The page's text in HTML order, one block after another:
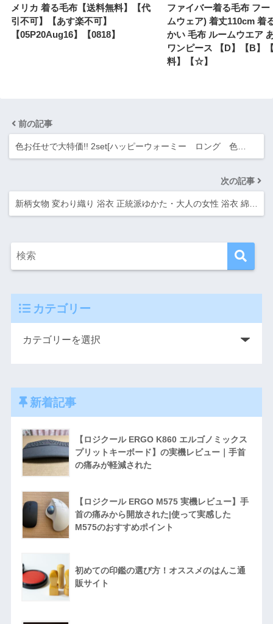
メリカ 着る毛布【送料無料】【代
引不可】【あす楽不可】
【05P20Aug16】【0818】
ファイバー着る毛布 フー
ムウェア) 着丈110cm 着
かい 毛布 ルームウエア
ワンピース 【D】【B】
料】【☆】
前の記事
色お任せで大特価!! 2set[ハッピーウォーミー ロング 色…
次の記事
新柄女物 変わり織り 浴衣 正統派ゆかた・大人の女性 浴衣 綿…
カテゴリー
新着記事
【ロジクール ERGO K860 エルゴノミックス
プリットキーボード】の実機レビュー｜手首
の痛みが軽減された
【ロジクール ERGO M575 実機レビュー】手
首の痛みから開放された|使って実感した
M575のおすすめポイント
初めての印鑑の選び方！オススメのはんこ通
販サイト